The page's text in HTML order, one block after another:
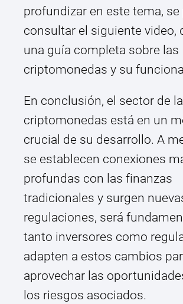
profundizar en este tema, se
consultar el siguiente video,
una guía completa sobre las
criptomonedas y su
En conclusión, el sector de
criptomonedas está en un
crucial de su desarrollo. A
se establecen conexiones
profundas con las finanzas
tradicionales y surgen
regulaciones, será
tanto inversores como
adapten a estos cambios
aprovechar las
los riesgos asociados.